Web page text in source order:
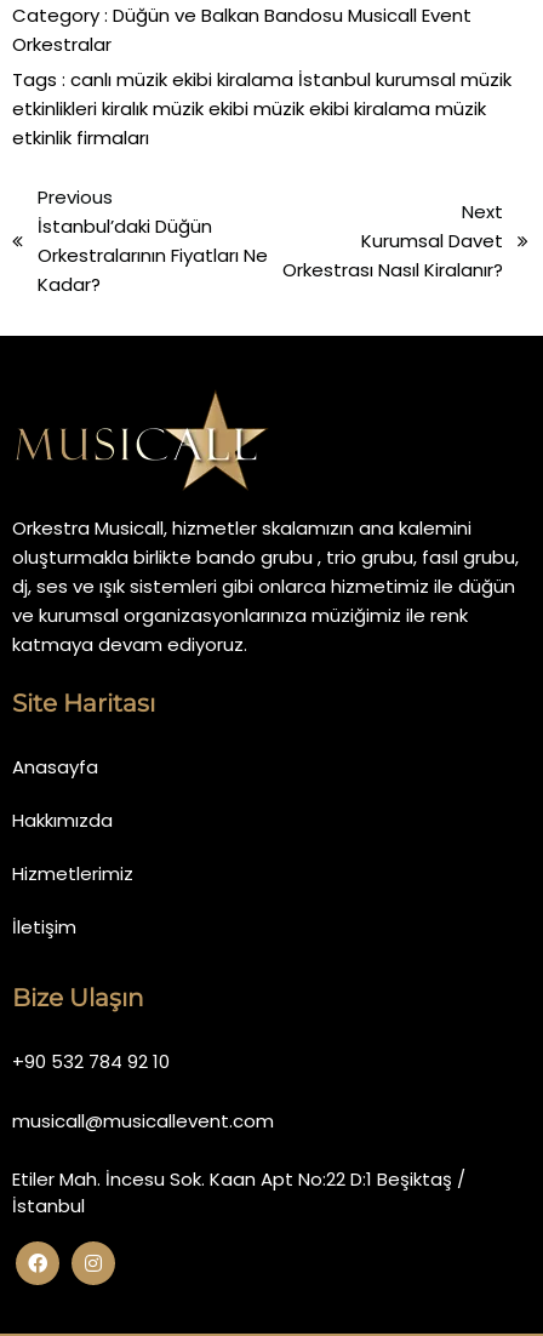
Category : Düğün ve Balkan BandosuMusicall Event
Orkestralar
Tags : canlı müzik ekibi kiralama İstanbul kurumsal müzik
etkinliklerikiralık müzik ekibimüzik ekibi kiralamamüzik
etkinlik firmaları
Previous
İstanbul’daki Düğün
Orkestralarının Fiyatları Ne
Kadar?
Next
Kurumsal Davet
Orkestrası Nasıl Kiralanır?
Orkestra Musicall, hizmetler skalamızın ana kalemini
oluşturmakla birlikte bando grubu , trio grubu, fasıl grubu,
dj, ses ve ışık sistemleri gibi onlarca hizmetimiz ile düğün
ve kurumsal organizasyonlarınıza müziğimiz ile renk
katmaya devam ediyoruz.
Site Haritası
Anasayfa
Hakkımızda
Hizmetlerimiz
İletişim
Bize Ulaşın
+90 532 784 92 10
musicall@musicallevent.com
Etiler Mah. İncesu Sok. Kaan Apt No:22 D:1 Beşiktaş /
İstanbul